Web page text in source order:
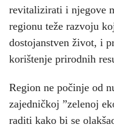
revitalizirati i njegove
regionu teže razvoju
dostojanstven život, i
korištenje prirodnih
Region ne počinje od
zajedničkoj ”zelenoj
raditi kako bi se